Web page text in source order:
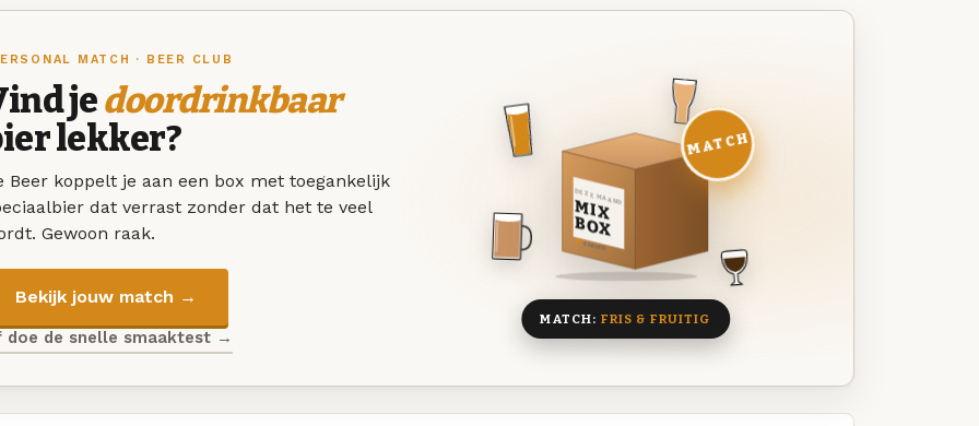
MATCH · BEER CLUB
jedoordrinkbaar
lekker?
Beer koppelt je aan een box met toegankelijk
dat verrast zonder dat het te veel
Gewoon raak.
Bekijk jouw match →
doe de snelle smaaktest →
DEZE MAAND
MIX
BOX
8 BIEREN
MATCH
MATCH: FRIS & FRUITIG